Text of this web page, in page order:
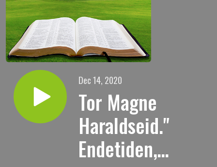
Dec 14, 2020
Tor Magne
Haraldseid."
Endetiden,